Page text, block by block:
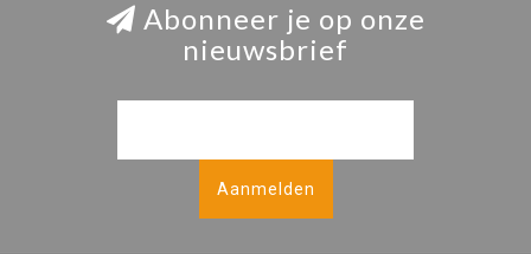
Abonneer je op onze
nieuwsbrief
Aanmelden